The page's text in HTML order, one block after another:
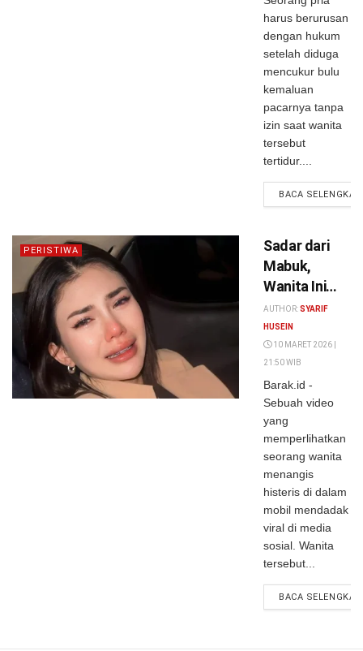
Korban Syok
Saat
Terbangun
harus berurusan
dengan hukum
setelah diduga
mencukur bulu
kemaluan
pacarnya tanpa
izin saat wanita
tersebut
tertidur....
BACA
PERISTIWA
Sadar dari
Mabuk,
Wanita Ini
Langsung
Histeris Saat
Tahu Celana
Dalamnya
Hilang,
Videonya
Viral
AUTHOR:SYARIF
HUSEIN
10 MARET 2026 |
21:50 WIB
Barak.id -
Sebuah video
yang
memperlihatkan
seorang wanita
menangis
histeris di dalam
mobil mendadak
viral di media
sosial. Wanita
tersebut...
BACA